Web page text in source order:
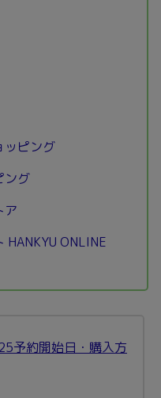
ッピング
ング
ア
ONLINE
予約開始日・購入方